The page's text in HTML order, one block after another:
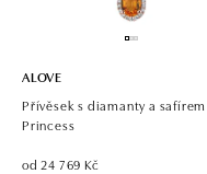
ALOVE
Přívěsek s diamanty a safírem
Princess
od 24 769 Kč